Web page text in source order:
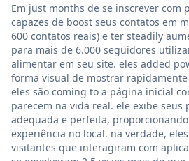
Em just months de se inscrever com
capazes de boost seus contatos em
600 contatos reais) e ter steadily
para mais de 6.000 seguidores
alimentar em seu site. eles added
forma visual de mostrar
eles são coming to a página inicial
parecem na vida real. ele exibe seus
adequada e perfeita,
experiência no local. na verdade,
visitantes que interagiram com